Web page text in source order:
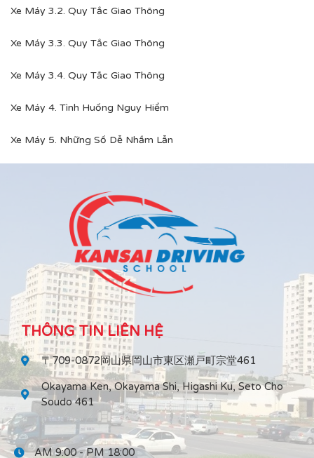
Xe Máy 3.2. Quy Tắc Giao Thông
Xe Máy 3.3. Quy Tắc Giao Thông
Xe Máy 3.4. Quy Tắc Giao Thông
Xe Máy 4. Tình Huống Nguy Hiểm
Xe Máy 5. Những Số Dễ Nhầm Lẫn
THÔNG TIN LIÊN HỆ
〒709-0872岡山県岡山市東区瀬戸町宗堂461
Okayama Ken, Okayama Shi, Higashi Ku, Seto Cho
Soudo 461
AM 9:00 - PM 18:00